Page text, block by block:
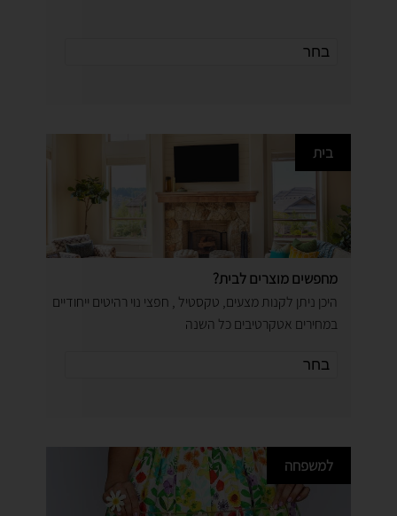
בית
מחפשים מוצרים לבית?
היכן ניתן לקנות מצעים, טקסטיל , חפצי נוי רהיטים ייחודיים
במחירים אטקרטיבים כל השנה
למשפחה